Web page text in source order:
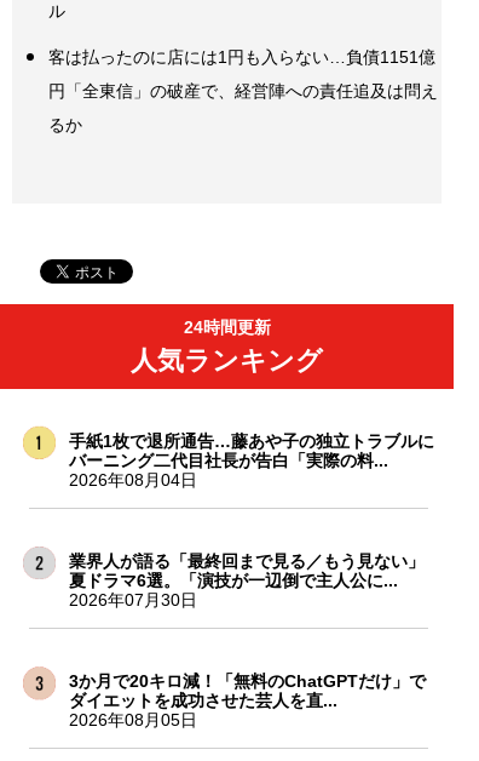
ル
客は払ったのに店には1円も入らない…負債1151億
円「全東信」の破産で、経営陣への責任追及は問え
るか
24時間更新
人気ランキング
手紙1枚で退所通告…藤あや子の独立トラブルに
バーニング二代目社長が告白「実際の料...
2026年08月04日
業界人が語る「最終回まで見る／もう見ない」
夏ドラマ6選。「演技が一辺倒で主人公に...
2026年07月30日
3か月で20キロ減！「無料のChatGPTだけ」で
ダイエットを成功させた芸人を直...
2026年08月05日